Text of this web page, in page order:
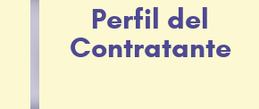
Perfil del
Contratante